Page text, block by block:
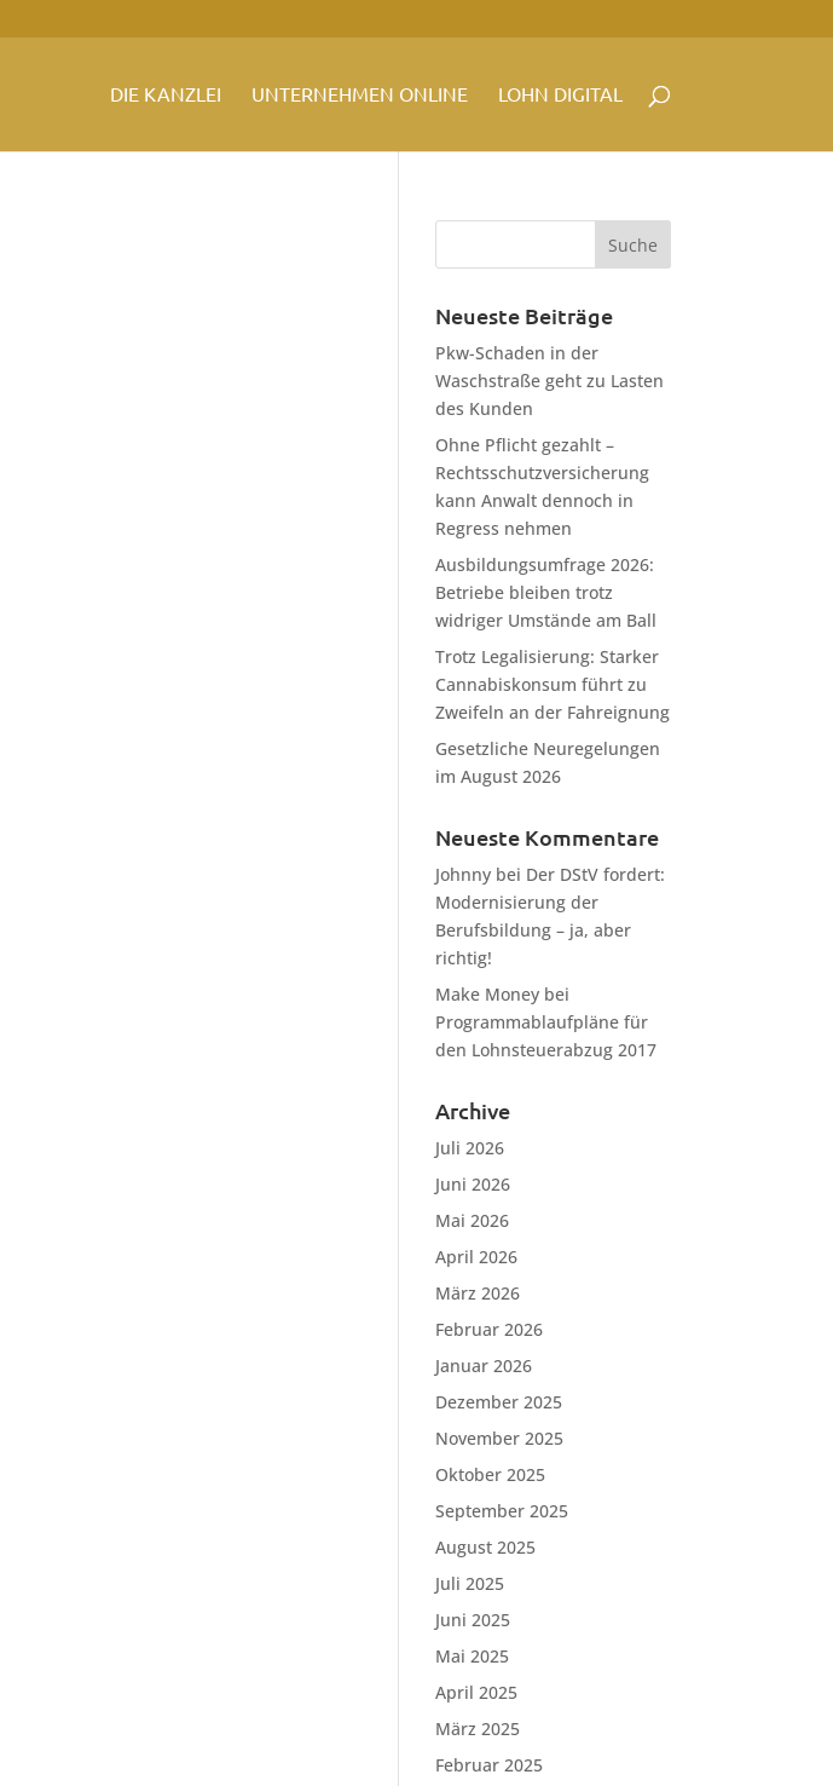
DIE KANZLEI UNTERNEHMEN ONLINE LOHN DIGITAL
Neueste Beiträge
Pkw-Schaden in der
Waschstraße geht zu Lasten
des Kunden
Ohne Pflicht gezahlt –
Rechtsschutzversicherung
kann Anwalt dennoch in
Regress nehmen
Ausbildungsumfrage 2026:
Betriebe bleiben trotz
widriger Umstände am Ball
Trotz Legalisierung: Starker
Cannabiskonsum führt zu
Zweifeln an der Fahreignung
Gesetzliche Neuregelungen
im August 2026
Neueste Kommentare
Johnny bei Der DStV fordert:
Modernisierung der
Berufsbildung – ja, aber
richtig!
Make Money bei
Programmablaufpläne für
den Lohnsteuerabzug 2017
Archive
Juli 2026
Juni 2026
Mai 2026
April 2026
März 2026
Februar 2026
Januar 2026
Dezember 2025
November 2025
Oktober 2025
September 2025
August 2025
Juli 2025
Juni 2025
Mai 2025
April 2025
März 2025
Februar 2025